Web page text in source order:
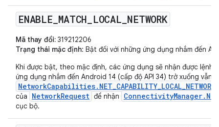
ENABLE MATCH LOCAL NETWORK
Mã thay đổi: 319212206
Trạng thái mặc định: Bật đối với những ứng dụng nhắm đến
Khi được bật, theo mặc định, các ứng dụng sẽ nhận được lệnh
ứng dụng nhắm đến Android 14 (cấp độ API 34) trở xuống vẫn
NetworkCapabilities.NET_CAPABILITY_LOCAL_NETWORK
của
NetworkRequest để nhận
cục bộ.